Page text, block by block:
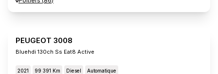
PEUGEOT 3008
Bluehdi 130ch Ss Eat8 Active
2021 99 391 Km Diesel Automatique